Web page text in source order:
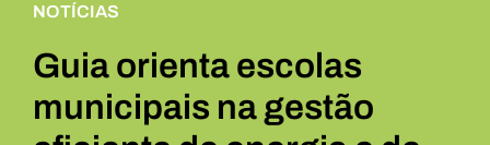
NOTÍCIAS
Guia orienta escolas
municipais na gestão